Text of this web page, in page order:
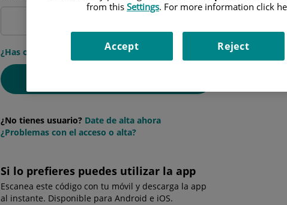
¿Has olvidado tu contraseña?
¿No tienes usuario? Date de alta ahora
¿Problemas con el acceso o alta?
Si lo prefieres puedes utilizar la app
Escanea este código con tu móvil y descarga la app
al instante. Disponible para Android e iOS.
from this Settings. For more information click
Reject
Accept